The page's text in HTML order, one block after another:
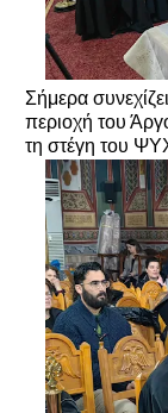
Σήμερα
περιοχή του
τη στέγη του